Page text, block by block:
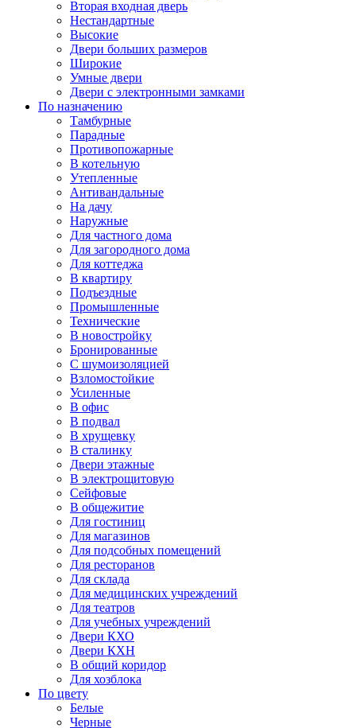
Вторая входная дверь
Нестандартные
Высокие
Двери больших размеров
Широкие
Умные двери
Двери с электронными замками
По назначению
Тамбурные
Парадные
Противопожарные
В котельную
Утепленные
Антивандальные
На дачу
Наружные
Для частного дома
Для загородного дома
Для коттеджа
В квартиру
Подъездные
Промышленные
Технические
В новостройку
Бронированные
С шумоизоляцией
Взломостойкие
Усиленные
В офис
В подвал
В хрущевку
В сталинку
Двери этажные
В электрощитовую
Сейфовые
В общежитие
Для гостиниц
Для магазинов
Для подсобных помещений
Для ресторанов
Для склада
Для медицинских учреждений
Для театров
Для учебных учреждений
Двери КХО
Двери КХН
В общий коридор
Для хозблока
По цвету
Белые
Черные